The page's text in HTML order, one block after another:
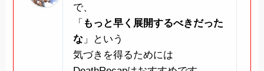
で、
「 もっと早く展開するべきだった
な」という
気づきを得るためには